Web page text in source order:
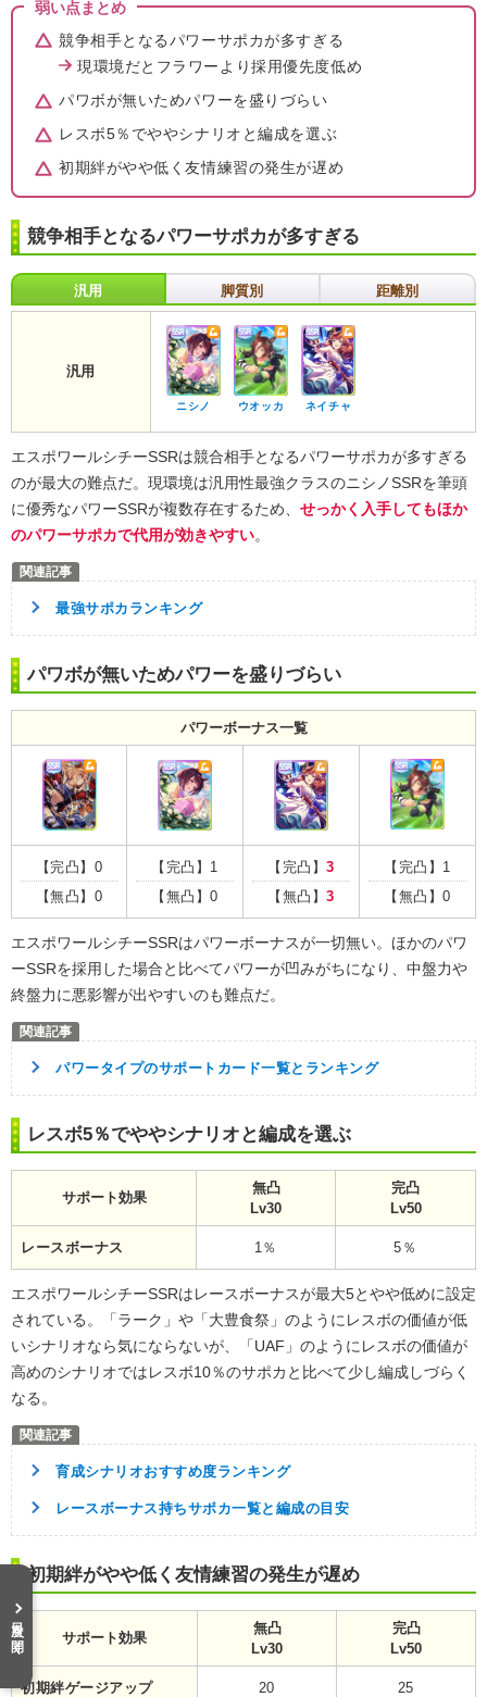
弱い点まとめ
競争相手となるパワーサポカが多すぎる
現環境だとフラワーより採用優先度低め
パワボが無いためパワーを盛りづらい
レスボ5％でややシナリオと編成を選ぶ
初期絆がやや低く友情練習の発生が遅め
競争相手となるパワーサポカが多すぎる
汎用 脚質別 距離別
汎用
ニシノ ウオッカ ネイチャ
エスポワールシチーSSRは競合相手となるパワーサポカが多すぎる
のが最大の難点だ。現環境は汎用性最強クラスのニシノSSRを筆頭
に優秀なパワーSSRが複数存在するため、 せっかく入手してもほか
のパワーサポカで代用が効きやすい。
最強サポカランキング
パワボが無いためパワーを盛りづらい
パワーボーナス一覧
【完凸】0
【無凸】0
【完凸】1
【無凸】0
【完凸】3
【無凸】3
【完凸】1
【無凸】0
エスポワールシチーSSRはパワーボーナスが一切無い。ほかのパワ
ーSSRを採用した場合と比べてパワーが凹みがちになり、中盤力や
終盤力に悪影響が出やすいのも難点だ。
パワータイプのサポートカード一覧とランキング
レスボ5％でややシナリオと編成を選ぶ
サポート効果
無凸
Lv30
完凸
Lv50
レースボーナス 1％ 5％
エスポワールシチーSSRはレースボーナスが最大5とやや低めに設定
されている。「ラーク」や「大豊食祭」のようにレスボの価値が低
いシナリオなら気にならないが、「UAF」のようにレスボの価値が
高めのシナリオではレスボ10％のサポカと比べて少し編成しづらく
なる。
育成シナリオおすすめ度ランキング
レースボーナス持ちサポカ一覧と編成の目安
初期絆がやや低く友情練習の発生が遅め
サポート効果
無凸
Lv30
完凸
Lv50
初期絆ゲージアップ 20 25
目次を開く